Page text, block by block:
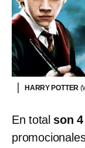
HARRY POTTER
En total son